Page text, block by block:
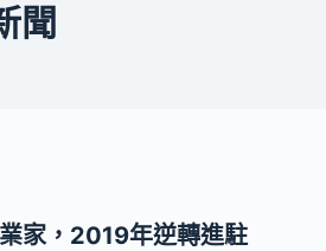
聞
家，2019年逆轉進駐